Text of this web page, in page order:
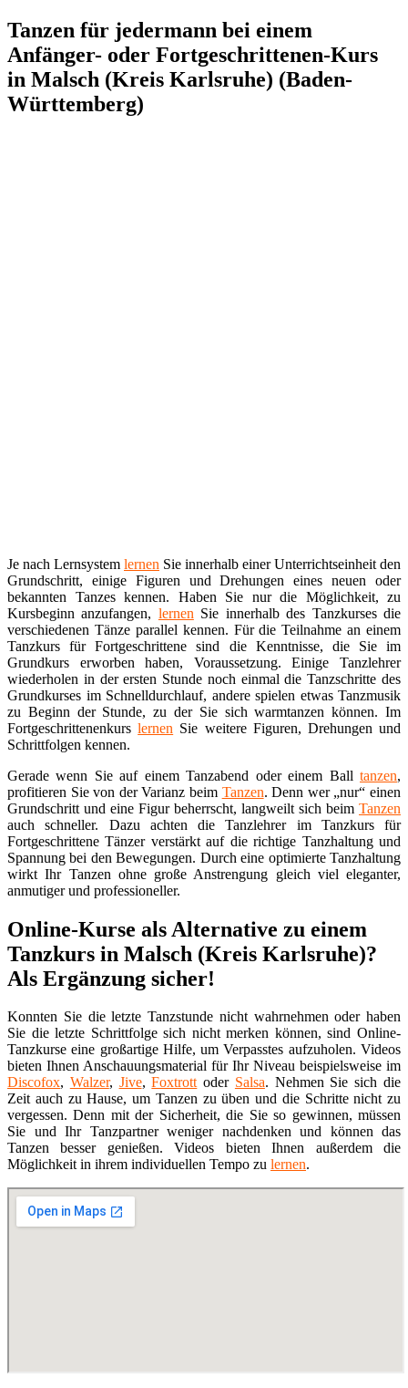
Tanzen für jedermann bei einem
Anfänger- oder Fortgeschrittenen-Kurs
in Malsch (Kreis Karlsruhe) (Baden-
Württemberg)
Je nach Lernsystem lernen Sie innerhalb einer Unterrichtseinheit den
Grundschritt, einige Figuren und Drehungen eines neuen oder
bekannten Tanzes kennen. Haben Sie nur die Möglichkeit, zu
Kursbeginn anzufangen, lernen Sie innerhalb des Tanzkurses die
verschiedenen Tänze parallel kennen. Für die Teilnahme an einem
Tanzkurs für Fortgeschrittene sind die Kenntnisse, die Sie im
Grundkurs erworben haben, Voraussetzung. Einige Tanzlehrer
wiederholen in der ersten Stunde noch einmal die Tanzschritte des
Grundkurses im Schnelldurchlauf, andere spielen etwas Tanzmusik
zu Beginn der Stunde, zu der Sie sich warmtanzen können. Im
Fortgeschrittenenkurslernen Sie weitere Figuren, Drehungen und
Schrittfolgen kennen.
Gerade wenn Sie auf einem Tanzabend oder einem Ball tanzen,
profitieren Sie von der Varianz beim Tanzen. Denn wer „nur“ einen
Grundschritt und eine Figur beherrscht, langweilt sich beim Tanzen
auch schneller. Dazu achten die Tanzlehrer im Tanzkurs für
Fortgeschrittene Tänzer verstärkt auf die richtige Tanzhaltung und
Spannung bei den Bewegungen. Durch eine optimierte Tanzhaltung
wirkt Ihr Tanzen ohne große Anstrengung gleich viel eleganter,
anmutiger und professioneller.
Online-Kurse als Alternative zu einem
Tanzkurs in Malsch (Kreis Karlsruhe)?
Als Ergänzung sicher!
Konnten Sie die letzte Tanzstunde nicht wahrnehmen oder haben
Sie die letzte Schrittfolge sich nicht merken können, sind Online-
Tanzkurse eine großartige Hilfe, um Verpasstes aufzuholen. Videos
bieten Ihnen Anschauungsmaterial für Ihr Niveau beispielsweise im
Discofox, Walzer, Jive,Foxtrottoder Salsa. Nehmen Sie sich die
Zeit auch zu Hause, um Tanzen zu üben und die Schritte nicht zu
vergessen. Denn mit der Sicherheit, die Sie so gewinnen, müssen
Sie und Ihr Tanzpartner weniger nachdenken und können das
Tanzen besser genießen. Videos bieten Ihnen außerdem die
Möglichkeit in ihrem individuellen Tempo zu lernen.